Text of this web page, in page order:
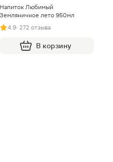
Напиток Любимый
Земляничное лето 950мл
4.9· 272 отзыва
В корзину